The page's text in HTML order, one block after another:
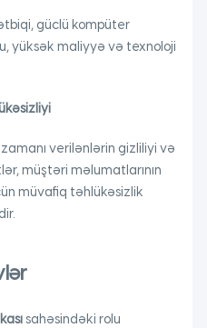
güclü kompüter
yüksək maliyyə və texnoloji
verilənlərin gizliliyi və
müştəri məlumatlarının
müvafiq təhlükəsizlik
sahəsindəki rolu